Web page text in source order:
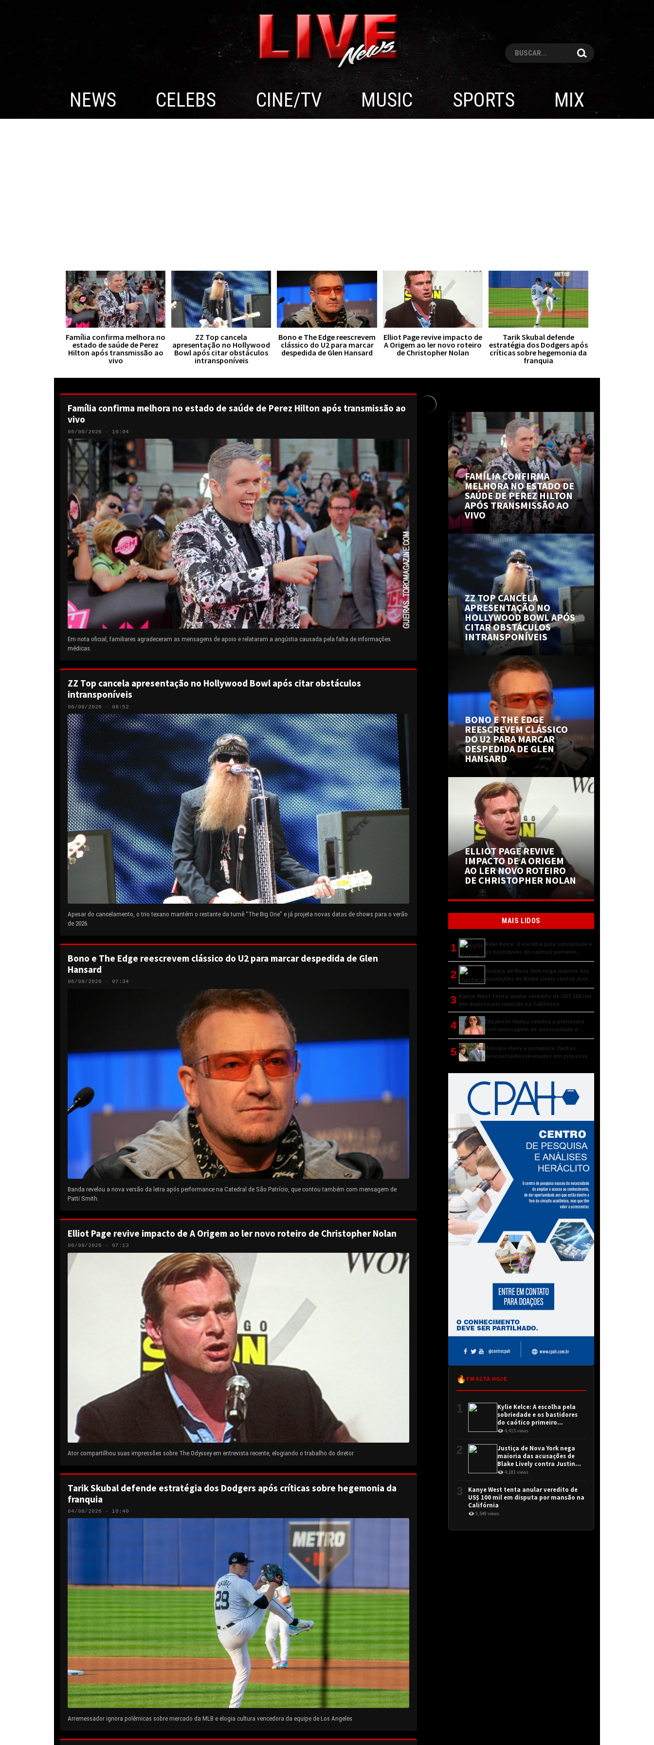
Pesquisar
NEWS CELEBS CINE/TV MUSIC SPORTS MIX
Família confirma melhora no
estado de saúde de Perez
Hilton após transmissão ao
vivo
ZZ Top cancela
apresentação no Hollywood
Bowl após citar obstáculos
intransponíveis
Bono e The Edge reescrevem
clássico do U2 para marcar
despedida de Glen Hansard
Elliot Page revive impacto de
A Origem ao ler novo roteiro
de Christopher Nolan
Tarik Skubal defende
estratégia dos Dodgers após
críticas sobre hegemonia da
franquia
Família confirma melhora no estado de saúde de Perez Hilton após transmissão ao
vivo
06/08/2026 · 16:04
Em nota oficial, familiares agradeceram as mensagens de apoio e relataram a angústia causada pela falta de informações
médicas.
ZZ Top cancela apresentação no Hollywood Bowl após citar obstáculos
intransponíveis
06/08/2026 · 08:52
Apesar do cancelamento, o trio texano mantém o restante da turnê “The Big One” e já projeta novas datas de shows para o verão
de 2026.
Bono e The Edge reescrevem clássico do U2 para marcar despedida de Glen
Hansard
06/08/2026 · 07:34
Banda revelou a nova versão da letra após performance na Catedral de São Patrício, que contou também com mensagem de
Patti Smith.
Elliot Page revive impacto de A Origem ao ler novo roteiro de Christopher Nolan
06/08/2026 · 07:13
Ator compartilhou suas impressões sobre The Odyssey em entrevista recente, elogiando o trabalho do diretor
Tarik Skubal defende estratégia dos Dodgers após críticas sobre hegemonia da
franquia
04/08/2026 · 10:40
Arremessador ignora polêmicas sobre mercado da MLB e elogia cultura vencedora da equipe de Los Angeles
FAMÍLIA CONFIRMA
MELHORA NO ESTADO DE
SAÚDE DE PEREZ HILTON
APÓS TRANSMISSÃO AO
VIVO
ZZ TOP CANCELA
APRESENTAÇÃO NO
HOLLYWOOD BOWL APÓS
CITAR OBSTÁCULOS
INTRANSPONÍVEIS
BONO E THE EDGE
REESCREVEM CLÁSSICO
DO U2 PARA MARCAR
DESPEDIDA DE GLEN
HANSARD
ELLIOT PAGE REVIVE
IMPACTO DE A ORIGEM
AO LER NOVO ROTEIRO
DE CHRISTOPHER NOLAN
MAIS LIDOS
1
Kylie Kelce: A escolha pela sobriedade e
os bastidores do caótico primeiro
encontro
2
Justiça de Nova York nega maioria das
acusações de Blake Lively contra Justin
Baldoni
3 Kanye West tenta anular veredito de US$ 100 mil
em disputa por mansão na Califórnia
4
Elizabeth Hurley celebra a primavera
com mensagem de autocuidado e
conexão natural
5
Príncipe Harry e jornalista: flertes
descontraídos revelados em processo
🔥 EM ALTA HOJE
1
Kylie Kelce: A escolha pela
sobriedade e os bastidores
do caótico primeiro
encontro
👁 4,415 views
2
Justiça de Nova York nega
maioria das acusações de
Blake Lively contra Justin
Baldoni
👁 4,181 views
3
Kanye West tenta anular veredito de
US$ 100 mil em disputa por mansão na
Califórnia
👁 3,549 views